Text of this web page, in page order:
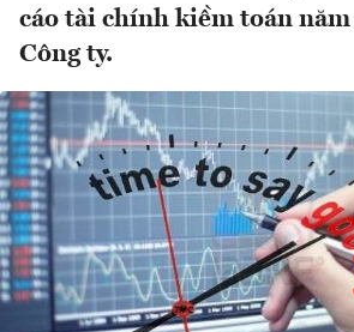
cáo tài chính kiềm toán
Công ty.